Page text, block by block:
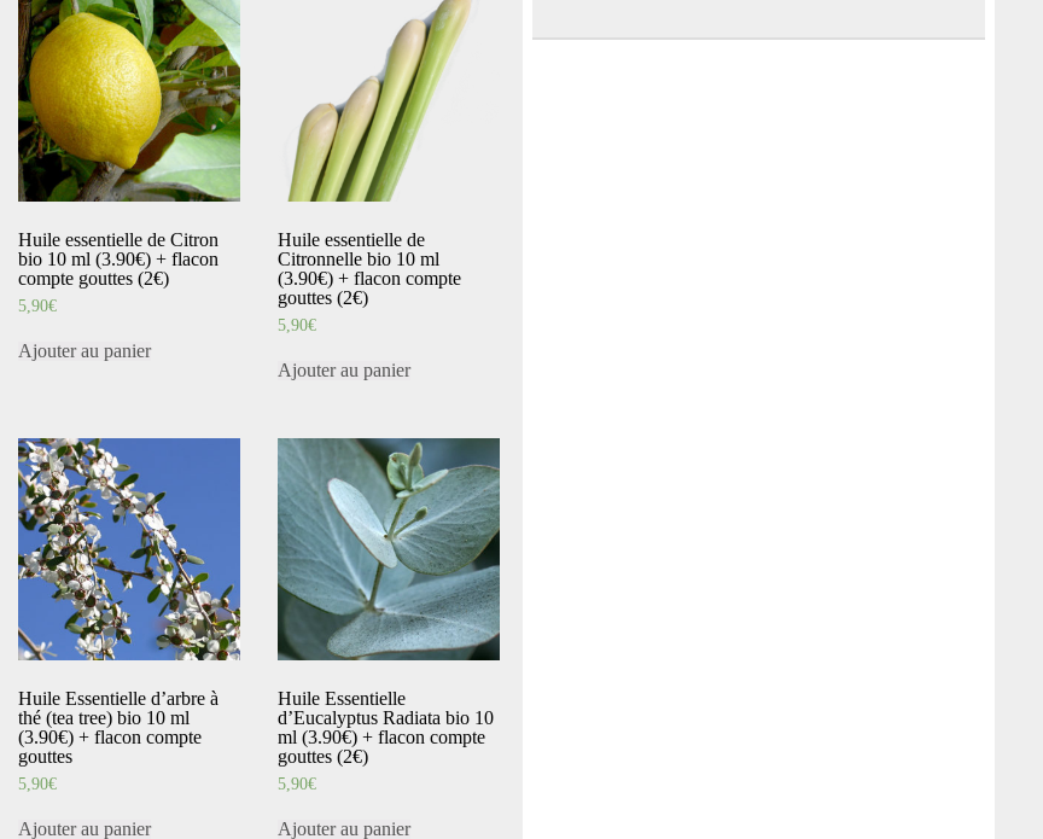
Huile essentielle de Citron
bio 10 ml (3.90€) + flacon
compte gouttes (2€)
5,90€
Ajouter au panier
Huile essentielle de
Citronnelle bio 10 ml
(3.90€) + flacon compte
gouttes (2€)
5,90€
Ajouter au panier
Huile Essentielle d’arbre à
thé (tea tree) bio 10 ml
(3.90€) + flacon compte
gouttes
5,90€
Ajouter au panier
Huile Essentielle
d’Eucalyptus Radiata bio 10
ml (3.90€) + flacon compte
gouttes (2€)
5,90€
Ajouter au panier